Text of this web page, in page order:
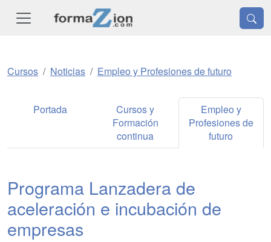
Cursos Noticias Empleo y Profesiones de futuro
Portada
Cursos y
Formación
continua
Empleo y
Profesiones de
futuro
Programa Lanzadera de
aceleración e incubación de
empresas